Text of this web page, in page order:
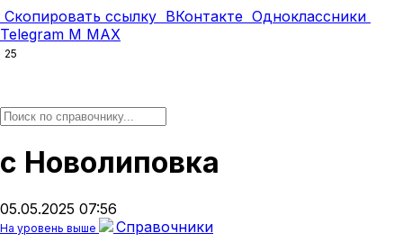
Скопировать ссылку ВКонтакте Одноклассники
Telegram M MAX
25
с Новолиповка
05.05.2025 07:56
На уровень выше Справочники